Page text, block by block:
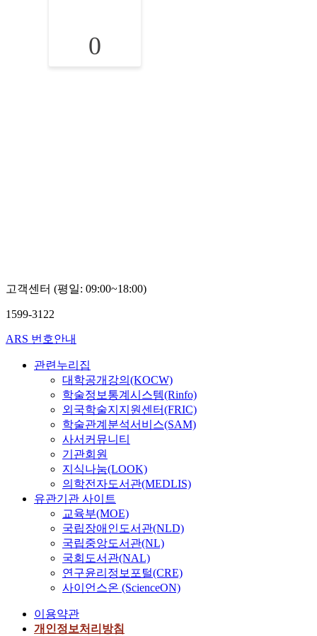
0
고객센터 (평일: 09:00~18:00)
1599-3122
ARS 번호안내
관련누리집
대학공개강의(KOCW)
학술정보통계시스템(Rinfo)
외국학술지지원센터(FRIC)
학술관계분석서비스(SAM)
사서커뮤니티
기관회원
지식나눔(LOOK)
의학전자도서관(MEDLIS)
유관기관 사이트
교육부(MOE)
국립장애인도서관(NLD)
국립중앙도서관(NL)
국회도서관(NAL)
연구윤리정보포털(CRE)
사이언스온 (ScienceON)
이용약관
개인정보처리방침